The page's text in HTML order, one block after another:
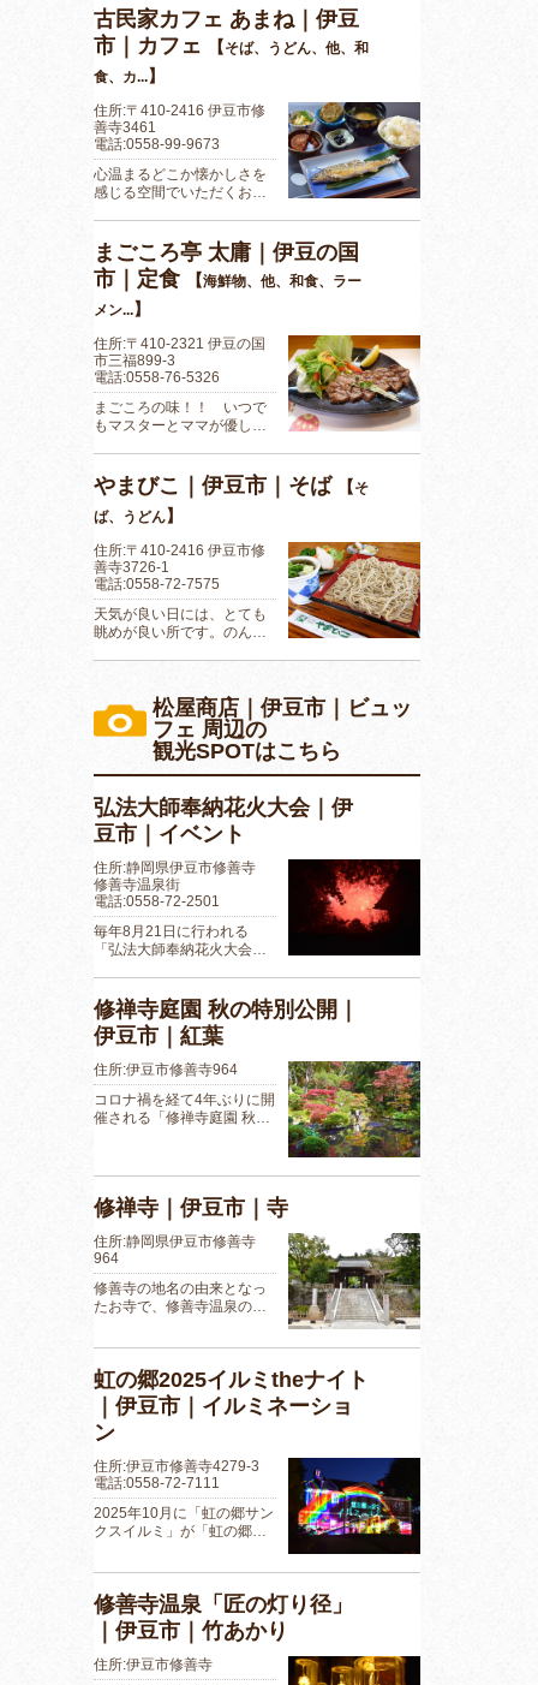
古民家カフェ あまね｜伊豆
市｜カフェ
【そば、うどん、他、和
食、カ...】
住所:〒410-2416 伊豆市修
善寺3461
電話:0558-99-9673
心温まるどこか懐かしさを
感じる空間でいただくお…
まごころ亭 太庸｜伊豆の国
市｜定食
【海鮮物、他、和食、ラー
メン...】
住所:〒410-2321 伊豆の国
市三福899-3
電話:0558-76-5326
まごころの味！！ いつで
もマスターとママが優し…
やまびこ｜伊豆市｜そば 【そ
ば、うどん】
住所:〒410-2416 伊豆市修
善寺3726-1
電話:0558-72-7575
天気が良い日には、とても
眺めが良い所です。のん…
松屋商店｜伊豆市｜ビュッ
フェ 周辺の
観光SPOTはこちら
弘法大師奉納花火大会｜伊
豆市｜イベント
住所:静岡県伊豆市修善寺
修善寺温泉街
電話:0558-72-2501
毎年8月21日に行われる
「弘法大師奉納花火大会…
修禅寺庭園 秋の特別公開｜
伊豆市｜紅葉
住所:伊豆市修善寺964
コロナ禍を経て4年ぶりに開
催される「修禅寺庭園 秋…
修禅寺｜伊豆市｜寺
住所:静岡県伊豆市修善寺
964
修善寺の地名の由来となっ
たお寺で、修善寺温泉の…
虹の郷2025イルミtheナイト
｜伊豆市｜イルミネーショ
ン
住所:伊豆市修善寺4279-3
電話:0558-72-7111
2025年10月に「虹の郷サン
クスイルミ」が「虹の郷…
修善寺温泉「匠の灯り径」
｜伊豆市｜竹あかり
住所:伊豆市修善寺